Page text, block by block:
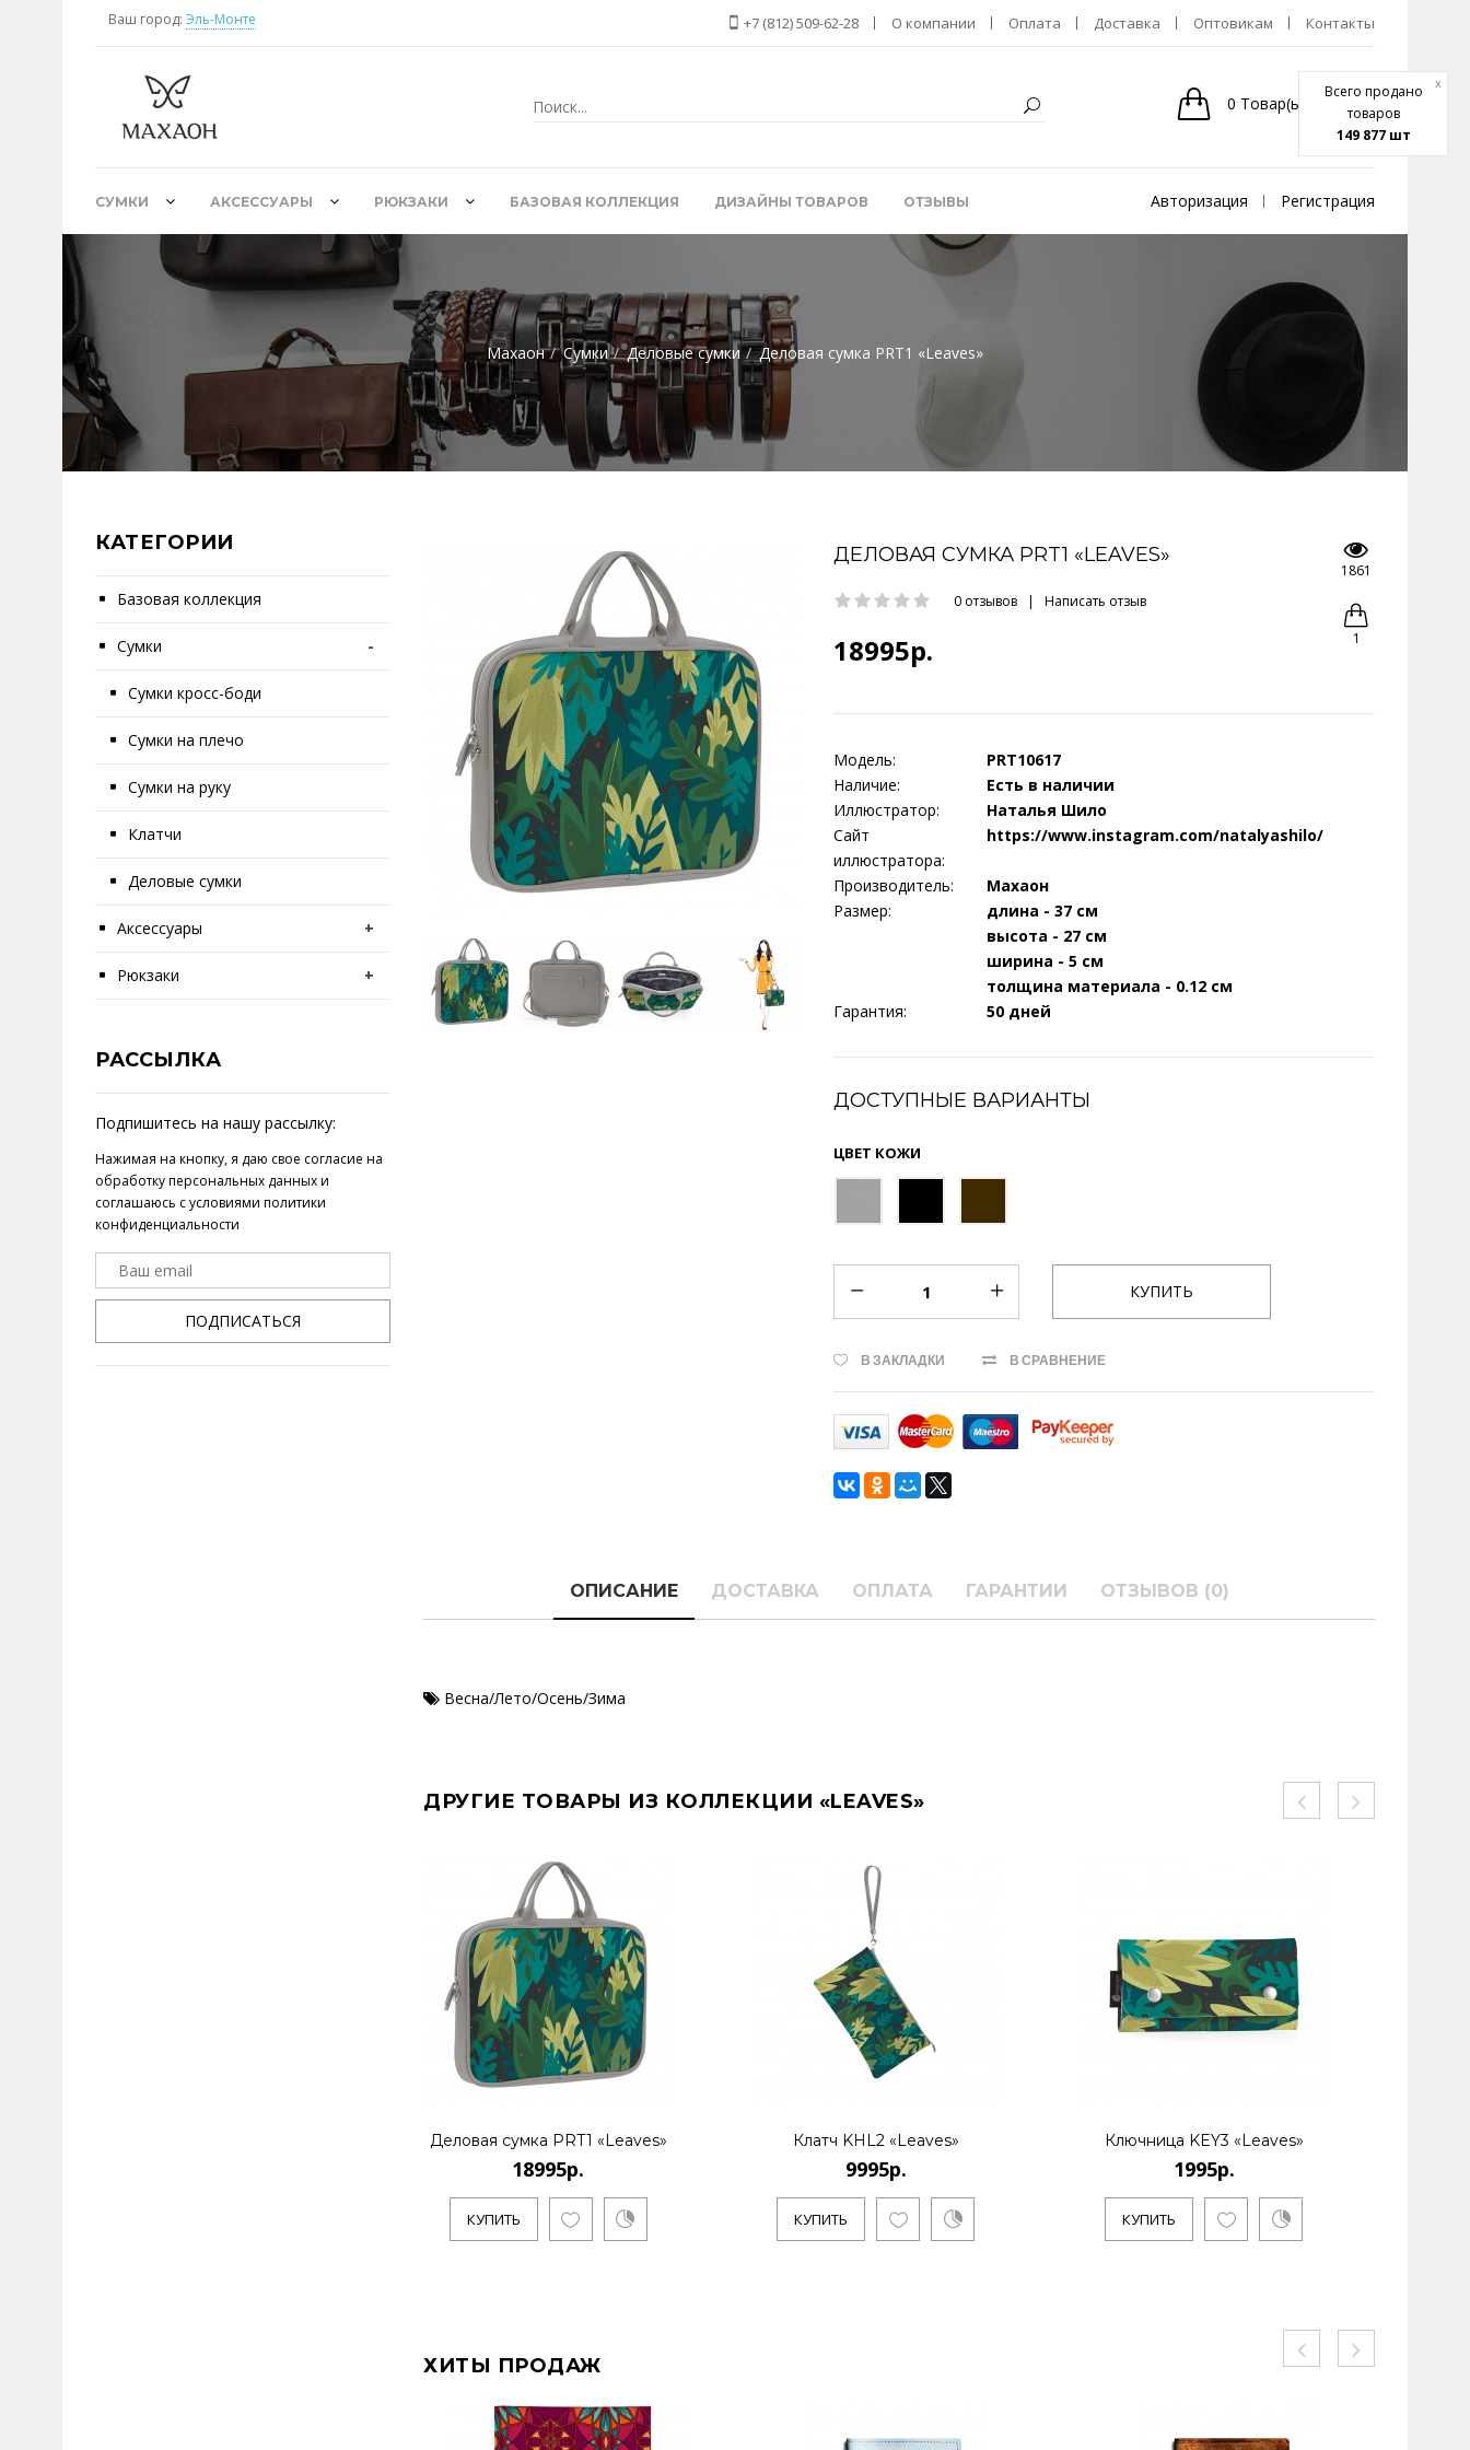
Всего продано
товаров
149 877 шт
x
Ваш город: Эль-Монте +7 (812) 509-62-28 О компании Оплата Доставка Оптовикам Контакты
0 Товар(ы) 0р.
СУМКИ АКСЕССУАРЫ РЮКЗАКИ БАЗОВАЯ КОЛЛЕКЦИЯ ДИЗАЙНЫ ТОВАРОВ ОТЗЫВЫ Авторизация Регистрация
Махаон Сумки Деловые сумки Деловая сумка PRT1 «Leaves»
КАТЕГОРИИ
Базовая коллекция
Сумки -
Сумки кросс-боди
Сумки на плечо
Сумки на руку
Клатчи
Деловые сумки
Аксессуары +
Рюкзаки +
РАССЫЛКА
Подпишитесь на нашу рассылку:
Нажимая на кнопку, я даю свое согласие на
обработку персональных данныхи
соглашаюсь с условиями политики
конфиденциальности
ПОДПИСАТЬСЯ
ДЕЛОВАЯ СУМКА PRT1 «LEAVES»
0 отзывов | Написать отзыв
18995р.
1861
1
Модель:
PRT10617
Наличие:
Есть в наличии
Иллюстратор:
Наталья Шило
Сайт
иллюстратора:
https://www.instagram.com/natalyashilo/
Производитель:
Махаон
Размер:
длина - 37 см
высота - 27 см
ширина - 5 см
толщина материала - 0.12 см
Гарантия:
50 дней
ДОСТУПНЫЕ ВАРИАНТЫ
ЦВЕТ КОЖИ
В ЗАКЛАДКИ В СРАВНЕНИЕ
ОПИСАНИЕ ДОСТАВКА ОПЛАТА ГАРАНТИИ ОТЗЫВОВ (0)
Весна/Лето/Осень/Зима
ДРУГИЕ ТОВАРЫ ИЗ КОЛЛЕКЦИИ «LEAVES»
Деловая сумка PRT1 «Leaves»
18995р.
КУПИТЬ
Клатч KHL2 «Leaves»
9995р.
КУПИТЬ
Ключница KEY3 «Leaves»
1995р.
КУПИТЬ
ХИТЫ ПРОДАЖ